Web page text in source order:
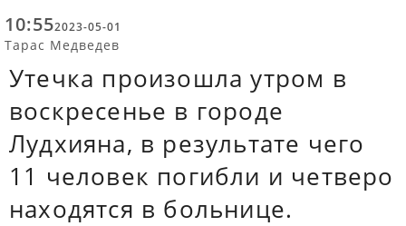
10:552023-05-01
Тарас Медведев
Утечка произошла утром в
воскресенье в городе
Лудхияна, в результате чего
11 человек погибли и четверо
находятся в больнице.